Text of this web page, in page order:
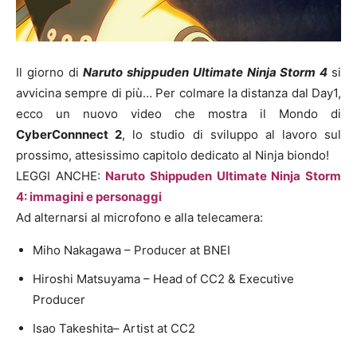
Il giorno diNaruto shippuden Ultimate Ninja Storm 4 si
avvicina sempre di più… Per colmare la distanza dal Day1,
ecco un nuovo video che mostra il Mondo di
CyberConnnect 2, lo studio di sviluppo al lavoro sul
prossimo, attesissimo capitolo dedicato al Ninja biondo!
LEGGI ANCHE: Naruto Shippuden Ultimate Ninja Storm
4: immagini e personaggi
Ad alternarsi al microfono e alla telecamera:
Miho Nakagawa – Producer at BNEI
Hiroshi Matsuyama – Head of CC2 & Executive
Producer
Isao Takeshita– Artist at CC2